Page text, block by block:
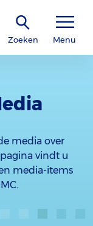
Zoeken Menu
media over
vindt u
media-items